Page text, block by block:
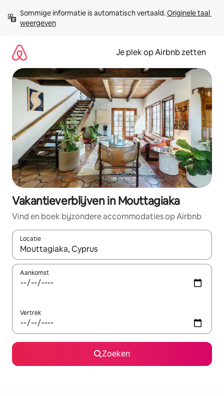
direct
naar
Sommige informatie is automatisch vertaald. Originele taal
weergeven
Je plek op Airbnb zetten
Vakantieverblijven in Mouttagiaka
Vind en boek bijzondere accommodaties op Airbnb
Locatie
Wanneer er resultaten beschikbaar zijn, maak je een keuze
Aankomst
Vertrek
Zoeken